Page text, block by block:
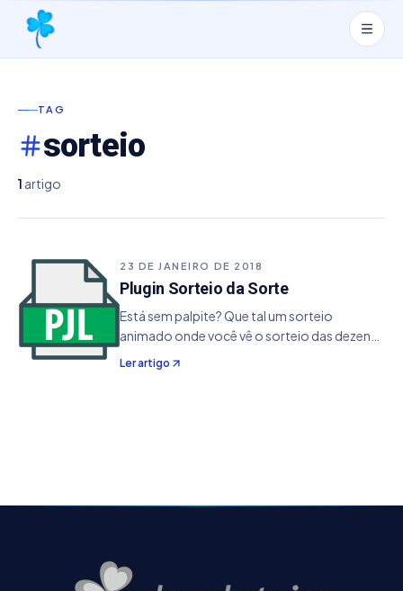
TAG
sorteio
1 artigo
23 DE JANEIRO DE 2018
Plugin Sorteio da Sorte
Está sem palpite? Que tal um sorteio
animado onde você vê o sorteio das dezenas
com a animação de um globo girando
juntamente com a locução das dezenas.
Ler artigo